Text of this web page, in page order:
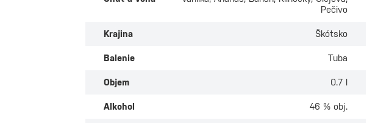
Pečivo
Krajina Škótsko
Balenie Tuba
Objem 0.7 l
Alkohol 46 % obj.